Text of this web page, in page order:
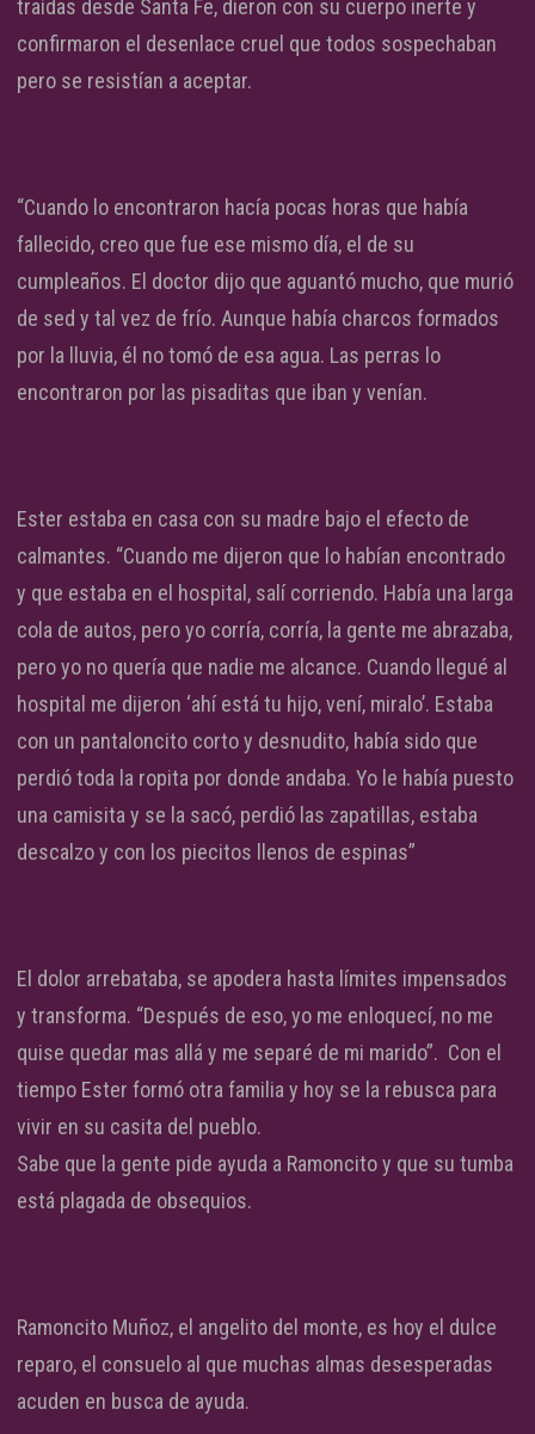
traídas desde Santa Fe, dieron con su cuerpo inerte y
confirmaron el desenlace cruel que todos sospechaban
pero se resistían a aceptar.
“Cuando lo encontraron hacía pocas horas que había
fallecido, creo que fue ese mismo día, el de su
cumpleaños. El doctor dijo que aguantó mucho, que murió
de sed y tal vez de frío. Aunque había charcos formados
por la lluvia, él no tomó de esa agua. Las perras lo
encontraron por las pisaditas que iban y venían.
Ester estaba en casa con su madre bajo el efecto de
calmantes. “Cuando me dijeron que lo habían encontrado
y que estaba en el hospital, salí corriendo. Había una larga
cola de autos, pero yo corría, corría, la gente me abrazaba,
pero yo no quería que nadie me alcance. Cuando llegué al
hospital me dijeron ‘ahí está tu hijo, vení, miralo’. Estaba
con un pantaloncito corto y desnudito, había sido que
perdió toda la ropita por donde andaba. Yo le había puesto
una camisita y se la sacó, perdió las zapatillas, estaba
descalzo y con los piecitos llenos de espinas”
El dolor arrebataba, se apodera hasta límites impensados
y transforma. “Después de eso, yo me enloquecí, no me
quise quedar mas allá y me separé de mi marido”. Con el
tiempo Ester formó otra familia y hoy se la rebusca para
vivir en su casita del pueblo.
Sabe que la gente pide ayuda a Ramoncito y que su tumba
está plagada de obsequios.
Ramoncito Muñoz, el angelito del monte, es hoy el dulce
reparo, el consuelo al que muchas almas desesperadas
acuden en busca de ayuda.